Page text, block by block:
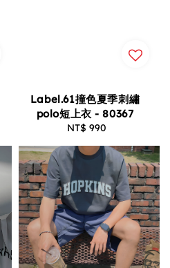
Label.61撞色夏季刺繡
polo短上衣 - 80367
Regular
NT$ 990